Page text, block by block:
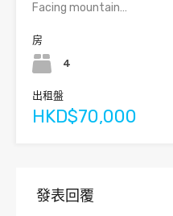
Facing mountain…
房
4
出租盤
HKD$70,000
發表回覆